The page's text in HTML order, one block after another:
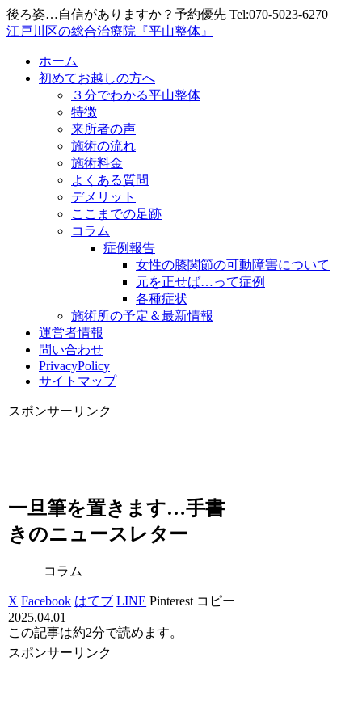
後ろ姿…自信がありますか？予約優先 Tel:070-5023-6270
江戸川区の総合治療院『平山整体』
ホーム
初めてお越しの方へ
３分でわかる平山整体
特徴
来所者の声
施術の流れ
施術料金
よくある質問
デメリット
ここまでの足跡
コラム
症例報告
女性の膝関節の可動障害について
元を正せば…って症例
各種症状
施術所の予定＆最新情報
運営者情報
問い合わせ
PrivacyPolicy
サイトマップ
スポンサーリンク
一旦筆を置きます…手書
きのニュースレター
コラム
X Facebook はてブ LINE Pinterest コピー
2025.04.01
この記事は約2分で読めます。
スポンサーリンク